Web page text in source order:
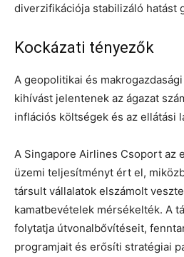
diverzifikációja stabilizáló hatást
Kockázati tényezők
A geopolitikai és
kihívást jelentenek az ágazat
inflációs költségek és az ellátási
A Singapore Airlines Csoport az
üzemi teljesítményt ért el,
társult vállalatok elszámolt
kamatbevételek mérsékelték. A
folytatja útvonalbővítéseit,
programjait és erősíti stratégiai